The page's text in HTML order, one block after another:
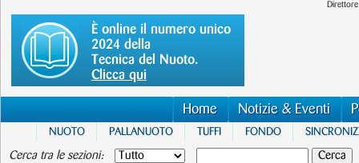
È online il numero unico
2024 della
Tecnica del Nuoto.
Clicca qui
Home Notizie & Eventi
NUOTO PALLANUOTO TUFFI FONDO
Cerca tra le sezioni: